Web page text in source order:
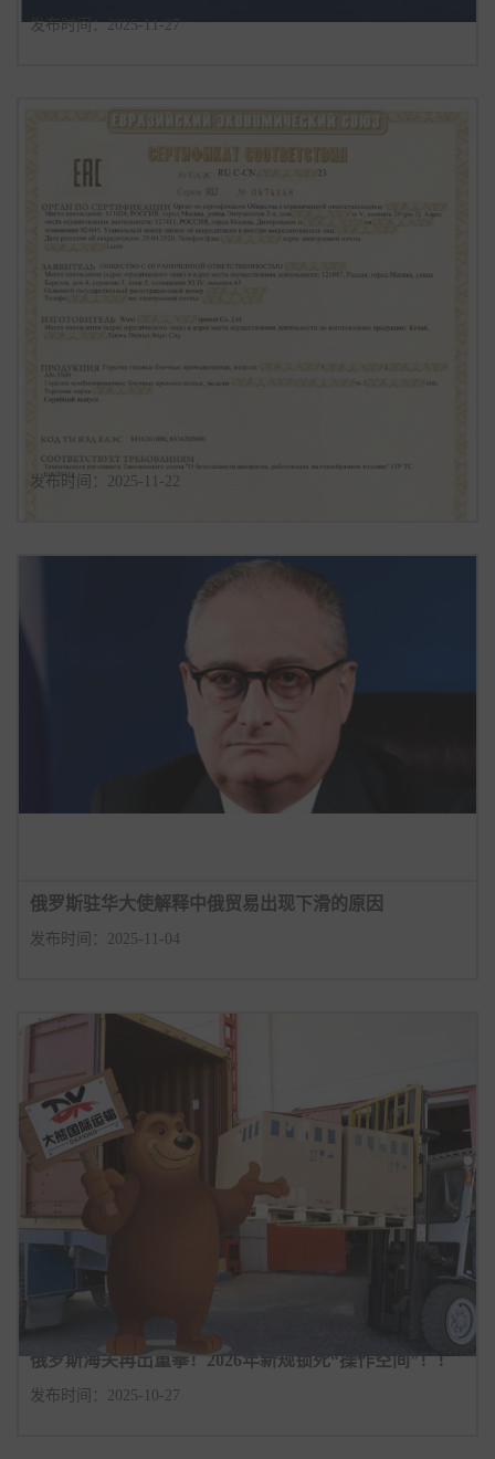
发布时间：2025-11-27
一篇说清 俄罗斯EAC 与诚信标签办理与使用全链路
发布时间：2025-11-22
俄罗斯驻华大使解释中俄贸易出现下滑的原因
发布时间：2025-11-04
俄罗斯海关再出重拳！2026年新规锁死“操作空间”！！
发布时间：2025-10-27